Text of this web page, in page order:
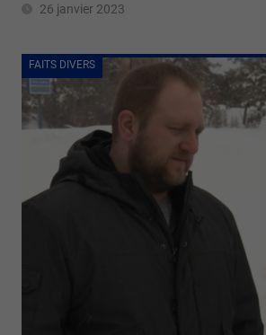
26 janvier 2023
FAITS DIVERS